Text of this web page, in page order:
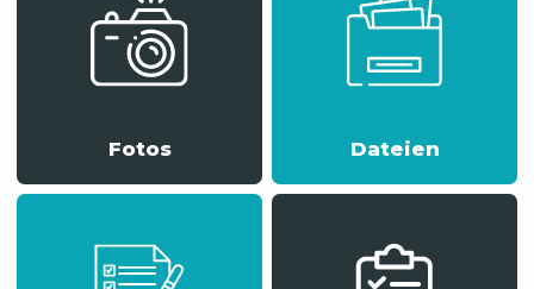
Fotos Dateien